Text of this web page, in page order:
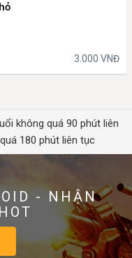
3.000 VNĐ
không quá 90 phút liên
180 phút liên tục
- NHẬN